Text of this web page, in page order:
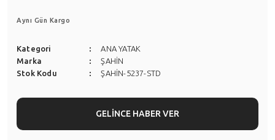
Aynı Gün Kargo
Kategori
ANA YATAK
Marka
ŞAHİN
Stok Kodu
ŞAHİN-5237-STD
GELİNCE HABER VER